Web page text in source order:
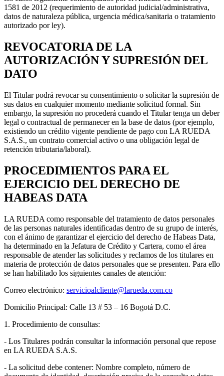
1581 de 2012 (requerimiento de autoridad judicial/administrativa,
datos de naturaleza pública, urgencia médica/sanitaria o tratamiento
autorizado por ley).
REVOCATORIA DE LA
AUTORIZACIÓN Y SUPRESIÓN DEL
DATO
El Titular podrá revocar su consentimiento o solicitar la supresión de
sus datos en cualquier momento mediante solicitud formal. Sin
embargo, la supresión no procederá cuando el Titular tenga un deber
legal o contractual de permanecer en la base de datos (por ejemplo,
existiendo un crédito vigente pendiente de pago con LA RUEDA
S.A.S., un contrato comercial activo o una obligación legal de
retención tributaria/laboral).
PROCEDIMIENTOS PARA EL
EJERCICIO DEL DERECHO DE
HABEAS DATA
LA RUEDA como responsable del tratamiento de datos personales
de las personas naturales identificadas dentro de su grupo de interés,
con el ánimo de garantizar el ejercicio del derecho de Habeas Data,
ha determinado en la Jefatura de Crédito y Cartera, como el área
responsable de atender las solicitudes y reclamos de los titulares en
materia de protección de datos personales que se presenten. Para ello
se han habilitado los siguientes canales de atención:
Correo electrónico: servicioalcliente@larueda.com.co
Domicilio Principal: Calle 13 # 53 – 16 Bogotá D.C.
1. Procedimiento de consultas:
- Los Titulares podrán consultar la información personal que repose
en LA RUEDA S.A.S.
- La solicitud debe contener: Nombre completo, número de